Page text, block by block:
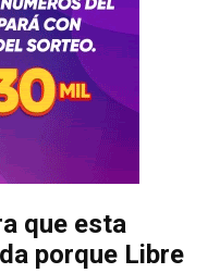
que esta
porque Libre